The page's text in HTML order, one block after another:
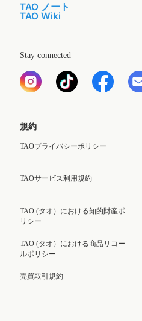
TAO ノート
TAO Wiki
Stay connected
規約
TAOプライバシーポリシー
TAOサービス利用規約
TAO (タオ）における知的財産ポ
リシー
TAO (タオ）における商品リコー
ルポリシー
売買取引規約